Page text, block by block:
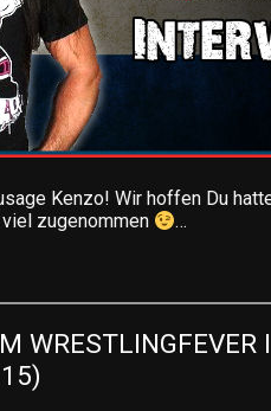
Kenzo! Wir hoffen Du
zugenommen
…
WRESTLINGFEVER